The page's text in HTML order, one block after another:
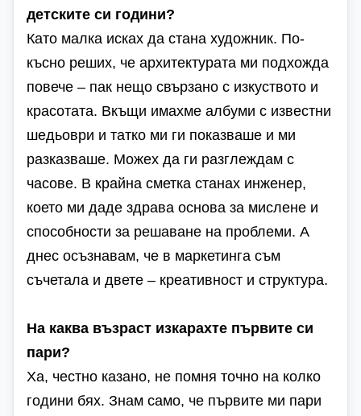
детските си години?
Като малка исках да стана художник. По-
късно реших, че архитектурата ми подхожда
повече – пак нещо свързано с изкуството и
красотата. Вкъщи имахме албуми с известни
шедьоври и татко ми ги показваше и ми
разказваше. Можех да ги разглеждам с
часове. В крайна сметка станах инженер,
което ми даде здрава основа за мислене и
способности за решаване на проблеми. А
днес осъзнавам, че в маркетинга съм
съчетала и двете – креативност и структура.
На каква възраст изкарахте първите си
пари?
Ха, честно казано, не помня точно на колко
години бях. Знам само, че първите ми пари